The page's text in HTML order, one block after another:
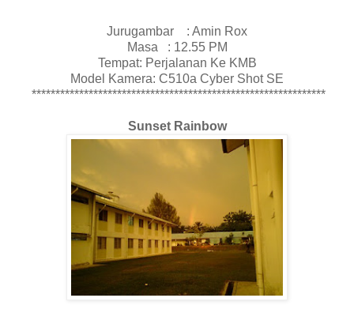
Jurugambar : Amin Rox
Masa : 12.55 PM
Tempat: Perjalanan Ke KMB
Model Kamera: C510a Cyber Shot SE
**************************************************************
Sunset Rainbow